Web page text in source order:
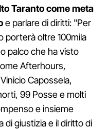
Taranto come meta
e parlare di diritti: "Per
porterà oltre 100mila
palco che ha visto
Afterhours,
Capossela,
99 Posse e molti
e insieme
di giustizia e il diritto di